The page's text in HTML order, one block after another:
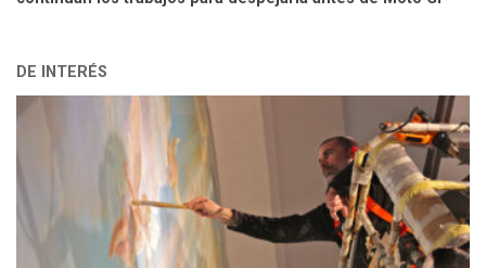
DE INTERÉS